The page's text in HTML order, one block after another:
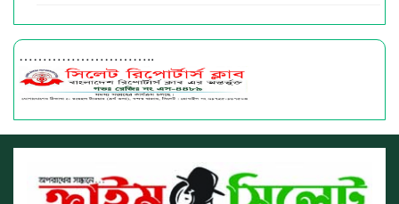
………………………..